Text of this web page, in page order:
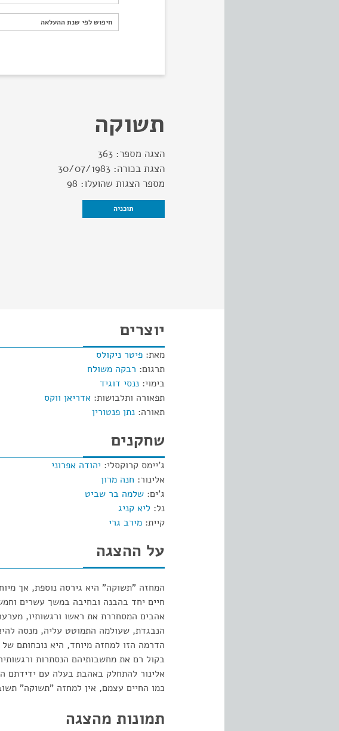
חיפוש לפי שנת ההעלאה
חיפוש לפי שנת ההעלאה
תשוקה
הצגה מספר: 363
הצגת בכורה: 30/07/1983
מספר הצגות שהועלו: 98
תוכניה
יוצרים
מאת: פיטר ניקולס
תרגום: רבקה משולח
בימוי: ננסי דוגיד
תפאורה ותלבושות: אדריאן ווקס
תאורה: נתן פנטורין
שחקנים
ג'יימס קרוקסלי: יהודה אפרוני
אלינור: חנה מרון
ג'ים: שלמה בר שביט
נל: ליא קניג
קיית: מירב גרי
על ההצגה
המחזה "תשוקה" היא גירסה נוספת, אך
חיים יחד בהבנה ובחיבה במשך עשרים
אהבים המסחררת את ראשו ורגשותיו,
הנבגדת, שעולמה התמוטט עליה, מנסה
הדרמה הזו למחזה מיוחד, היא נוכחותם
בקול רם את מחשבותיהם הנסתרות
אלינור להתחלק באהבת בעלה עם ידידתם
כמו החיים עצמם, אין למחזה "תשוקה"
תמונות מהצגה